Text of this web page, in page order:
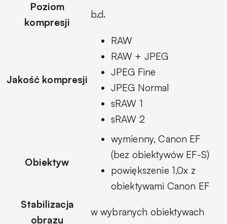
Poziom
kompresji
b.d.
Jakość kompresji
RAW
RAW + JPEG
JPEG Fine
JPEG Normal
sRAW 1
sRAW 2
Obiektyw
wymienny, Canon EF
(bez obiektywów EF-S)
powiększenie 1,0x z
obiektywami Canon EF
Stabilizacja
obrazu
w wybranych obiektywach